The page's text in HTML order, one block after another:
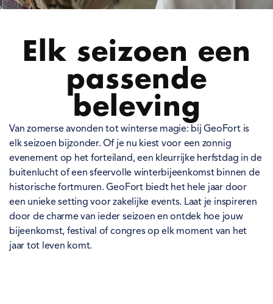
Elk seizoen een
passende
beleving
Van zomerse avonden tot winterse magie: bij GeoFort is
elk seizoen bijzonder. Of je nu kiest voor een zonnig
evenement op het forteiland, een kleurrijke herfstdag in de
buitenlucht of een sfeervolle winterbijeenkomst binnen de
historische fortmuren. GeoFort biedt het hele jaar door
een unieke setting voor zakelijke events. Laat je inspireren
door de charme van ieder seizoen en ontdek hoe jouw
bijeenkomst, festival of congres op elk moment van het
jaar tot leven komt.